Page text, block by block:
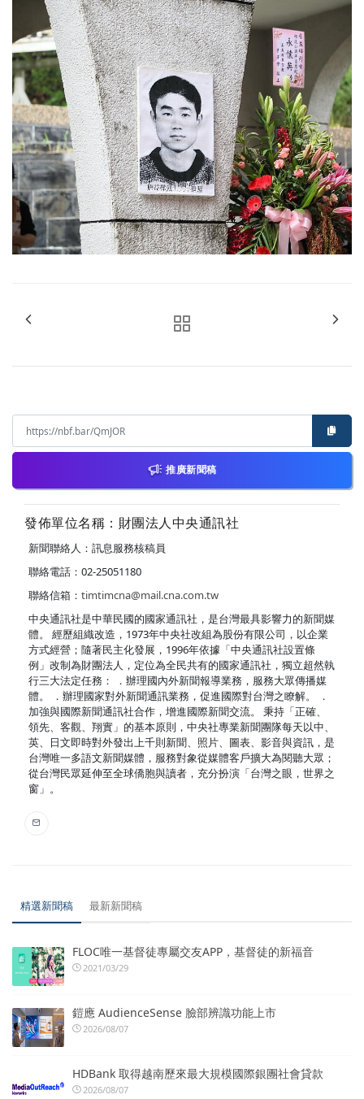
推廣新聞稿
發佈單位名稱：財團法人中央通訊社
新聞聯絡人：訊息服務核稿員
聯絡電話：02-25051180
聯絡信箱： timtimcna@mail.cna.com.tw
中央通訊社是中華民國的國家通訊社，是台灣最具影響力的新聞媒
體。 經歷組織改造，1973年中央社改組為股份有限公司，以企業
方式經營；隨著民主化發展，1996年依據「中央通訊社設置條
例」改制為財團法人，定位為全民共有的國家通訊社，獨立超然執
行三大法定任務： ．辦理國內外新聞報導業務，服務大眾傳播媒
體。 ．辦理國家對外新聞通訊業務，促進國際對台灣之瞭解。 ．
加強與國際新聞通訊社合作，增進國際新聞交流。 秉持「正確、
領先、客觀、翔實」的基本原則，中央社專業新聞團隊每天以中、
英、日文即時對外發出上千則新聞、照片、圖表、影音與資訊，是
台灣唯一多語文新聞媒體，服務對象從媒體客戶擴大為閱聽大眾；
從台灣民眾延伸至全球僑胞與讀者，充分扮演「台灣之眼，世界之
窗」。
精選新聞稿 最新新聞稿
FLOC唯一基督徒專屬交友APP，基督徒的新福音
2021/03/29
鎧應 AudienceSense 臉部辨識功能上市
2026/08/07
HDBank 取得越南歷來最大規模國際銀團社會貸款
2026/08/07